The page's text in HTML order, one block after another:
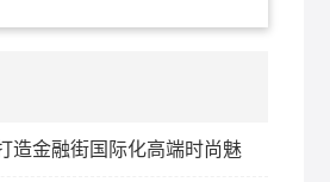
造金融街国际化高端时尚魅